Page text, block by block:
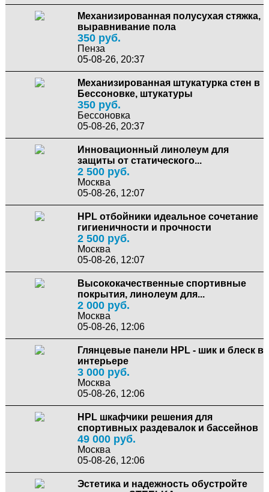
Механизированная полусухая стяжка,
выравнивание пола
350 руб.
Пенза
05-08-26, 20:37
Механизированная штукатурка стен в
Бессоновке, штукатуры
350 руб.
Бессоновка
05-08-26, 20:37
Инновационный линолеум для
защиты от статического...
2 500 руб.
Москва
05-08-26, 12:07
HPL отбойники идеальное сочетание
гигиеничности и прочности
2 500 руб.
Москва
05-08-26, 12:07
Высококачественные спортивные
покрытия, линолеум для...
2 000 руб.
Москва
05-08-26, 12:06
Глянцевые панели HPL - шик и блеск в
интерьере
3 000 руб.
Москва
05-08-26, 12:06
HPL шкафчики решения для
спортивных раздевалок и бассейнов
49 000 руб.
Москва
05-08-26, 12:06
Эстетика и надежность обустройте